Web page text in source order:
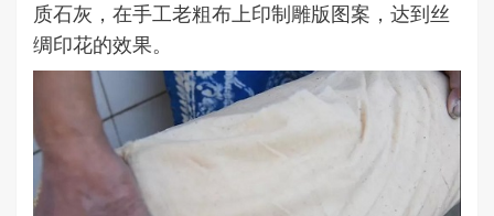
质石灰，在手工老粗布上印制雕版图案，达到丝
绸印花的效果。